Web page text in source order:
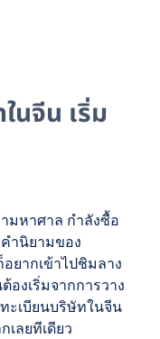
นจีน เริ่ม
มหาศาล กำลังซื้อ
ำนิยามของ
อยากเข้าไปชิมลาง
องเริ่มจากการวาง
ะเบียนบริษัทในจีน
ลยทีเดียว